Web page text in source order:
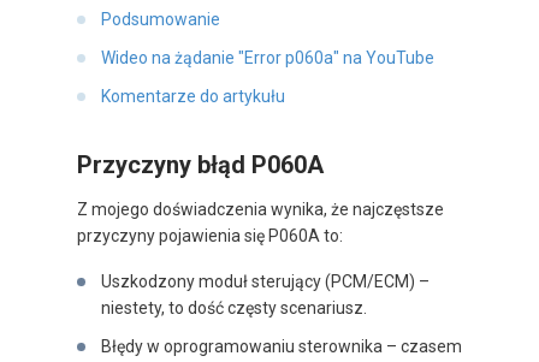
Podsumowanie
Wideo na żądanie "Error p060a" na YouTube
Komentarze do artykułu
Przyczyny błąd P060A
Z mojego doświadczenia wynika, że najczęstsze
przyczyny pojawienia się P060A to:
Uszkodzony moduł sterujący (PCM/ECM) –
niestety, to dość częsty scenariusz.
Błędy w oprogramowaniu sterownika – czasem